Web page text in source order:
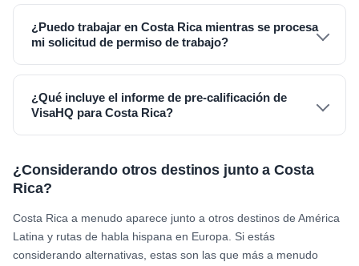
¿Puedo trabajar en Costa Rica mientras se procesa
mi solicitud de permiso de trabajo?
¿Qué incluye el informe de pre-calificación de
VisaHQ para Costa Rica?
¿Considerando otros destinos junto a Costa
Rica?
Costa Rica a menudo aparece junto a otros destinos de América
Latina y rutas de habla hispana en Europa. Si estás
considerando alternativas, estas son las que más a menudo